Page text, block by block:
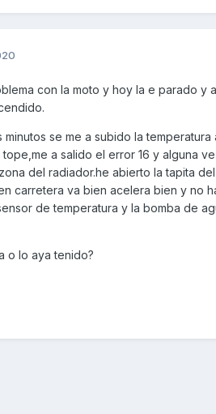
con la moto y hoy la e parado y
se me a subido la
a salido el error 16 y alguna
del radiador.he abierto la tapita
carretera va bien acelera bien y no
de temperatura y la bomba de
o lo aya tenido?